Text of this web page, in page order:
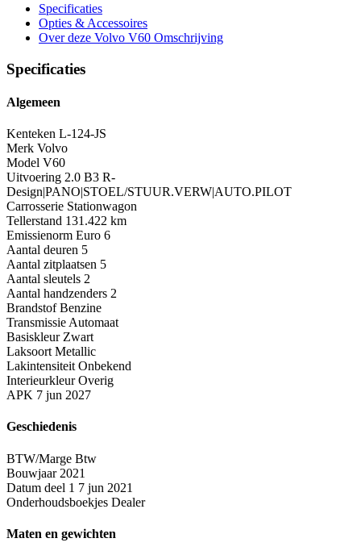
Specificaties
Opties & Accessoires
Over deze Volvo V60 Omschrijving
Specificaties
Algemeen
Kenteken L-124-JS
Merk Volvo
Model V60
Uitvoering 2.0 B3 R-
Design|PANO|STOEL/STUUR.VERW|AUTO.PILOT
Carrosserie Stationwagon
Tellerstand 131.422 km
Emissienorm Euro 6
Aantal deuren 5
Aantal zitplaatsen 5
Aantal sleutels 2
Aantal handzenders 2
Brandstof Benzine
Transmissie Automaat
Basiskleur Zwart
Laksoort Metallic
Lakintensiteit Onbekend
Interieurkleur Overig
APK 7 jun 2027
Geschiedenis
BTW/Marge Btw
Bouwjaar 2021
Datum deel 1 7 jun 2021
Onderhoudsboekjes Dealer
Maten en gewichten